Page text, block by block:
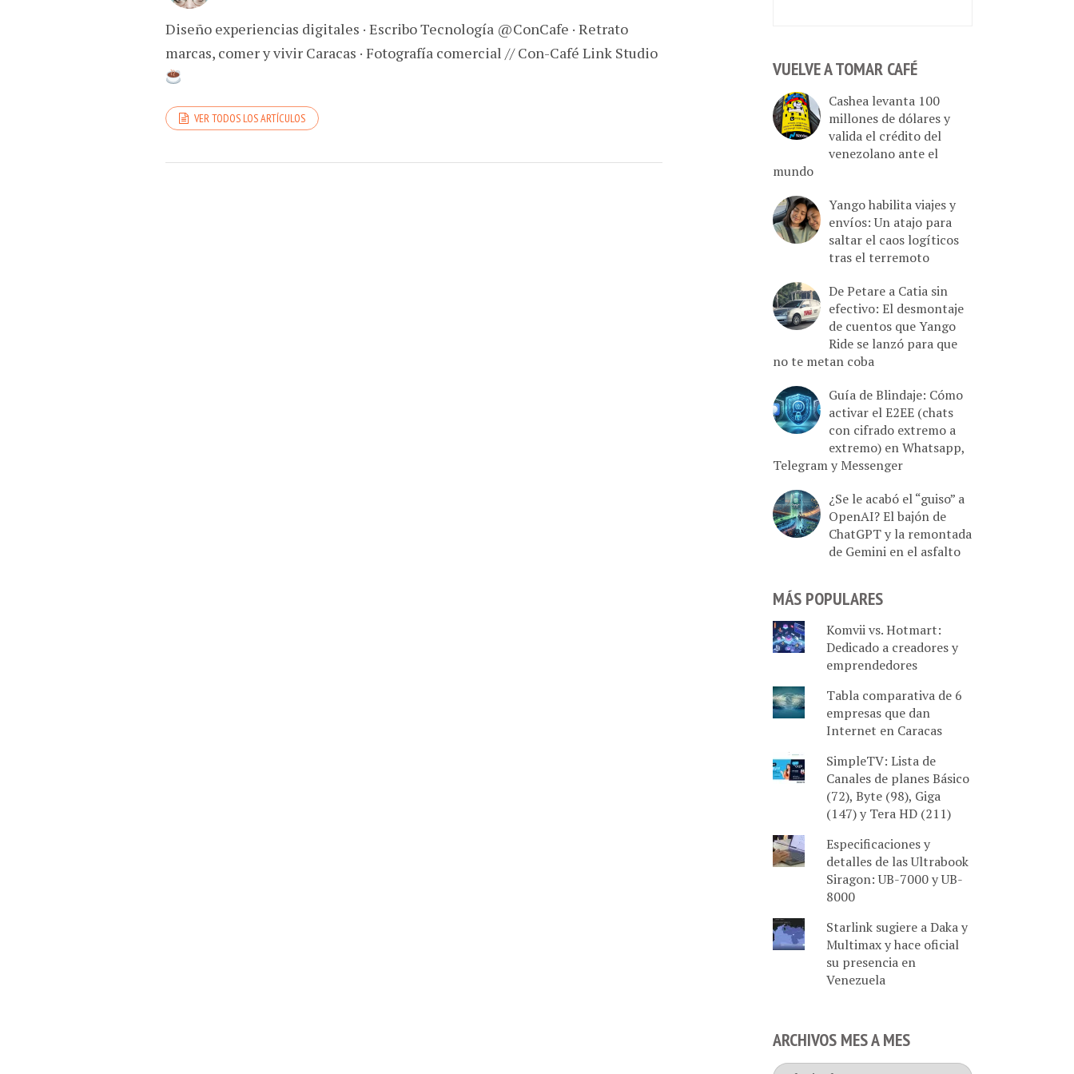
Diseño experiencias digitales · Escribo Tecnología @ConCafe · Retrato
marcas, comer y vivir Caracas · Fotografía comercial // Con-Café Link Studio
VER TODOS LOS ARTÍCULOS
VUELVE A TOMAR CAFÉ
Cashea levanta 100
millones de dólares y
valida el crédito del
venezolano ante el
mundo
Yango habilita viajes y
envíos: Un atajo para
saltar el caos logíticos
tras el terremoto
De Petare a Catia sin
efectivo: El desmontaje
de cuentos que Yango
Ride se lanzó para que
no te metan coba
Guía de Blindaje: Cómo
activar el E2EE (chats
con cifrado extremo a
extremo) en Whatsapp,
Telegram y Messenger
¿Se le acabó el “guiso” a
OpenAI? El bajón de
ChatGPT y la remontada
de Gemini en el asfalto
MÁS POPULARES
Komvii vs. Hotmart:
Dedicado a creadores y
emprendedores
Tabla comparativa de 6
empresas que dan
Internet en Caracas
SimpleTV: Lista de
Canales de planes Básico
(72), Byte (98), Giga
(147) y Tera HD (211)
Especificaciones y
detalles de las Ultrabook
Siragon: UB-7000 y UB-
8000
Starlink sugiere a Daka y
Multimax y hace oficial
su presencia en
Venezuela
ARCHIVOS MES A MES
Archivos